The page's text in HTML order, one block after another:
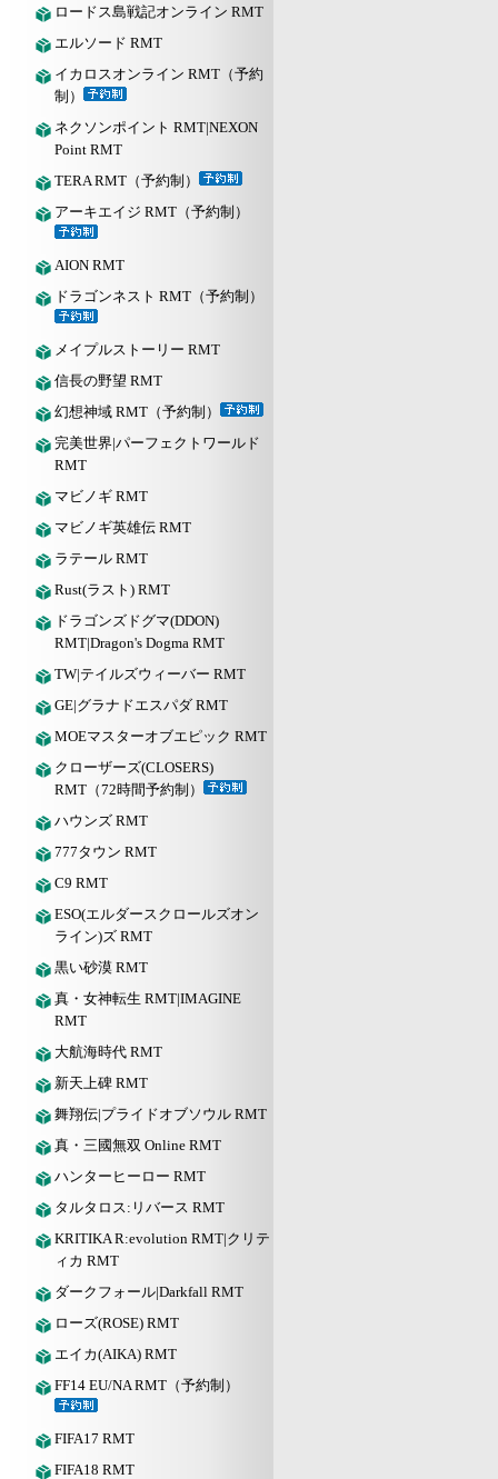
ロードス島戦記オンライン RMT
エルソード RMT
イカロスオンライン RMT（予約
制）
ネクソンポイント RMT|NEXON
Point RMT
TERA RMT（予約制）
アーキエイジ RMT（予約制）
AION RMT
ドラゴンネスト RMT（予約制）
メイプルストーリー RMT
信長の野望 RMT
幻想神域 RMT（予約制）
完美世界|パーフェクトワールド
RMT
マビノギ RMT
マビノギ英雄伝 RMT
ラテール RMT
Rust(ラスト) RMT
ドラゴンズドグマ(DDON)
RMT|Dragon's Dogma RMT
TW|テイルズウィーバー RMT
GE|グラナドエスパダ RMT
MOEマスターオブエピック RMT
クローザーズ(CLOSERS)
RMT（72時間予約制）
ハウンズ RMT
777タウン RMT
C9 RMT
ESO(エルダースクロールズオン
ライン)ズ RMT
黒い砂漠 RMT
真・女神転生 RMT|IMAGINE
RMT
大航海時代 RMT
新天上碑 RMT
舞翔伝|プライドオブソウル RMT
真・三國無双 Online RMT
ハンターヒーロー RMT
タルタロス:リバース RMT
KRITIKA R:evolution RMT|クリテ
ィカ RMT
ダークフォール|Darkfall RMT
ローズ(ROSE) RMT
エイカ(AIKA) RMT
FF14 EU/NA RMT（予約制）
FIFA17 RMT
FIFA18 RMT